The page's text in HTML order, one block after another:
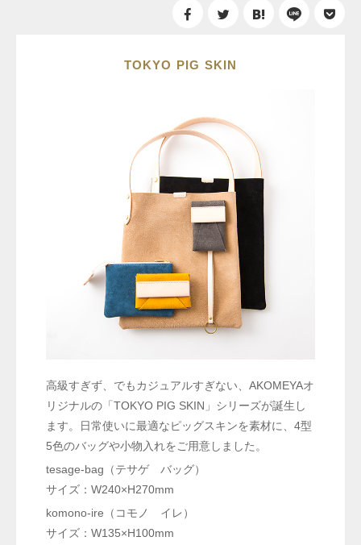
TOKYO PIG SKIN
高級すぎず、でもカジュアルすぎない、AKOMEYAオ
リジナルの「TOKYO PIG SKIN」シリーズが誕生し
ます。日常使いに最適なピッグスキンを素材に、4型
5色のバッグや小物入れをご用意しました。
tesage-bag（テサゲ バッグ）
サイズ：W240×H270mm
komono-ire（コモノ イレ）
サイズ：W135×H100mm